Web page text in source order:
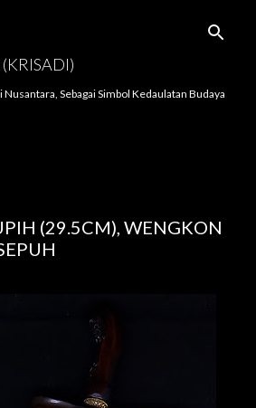
Nusantara, Sebagai Simbol Kedaulatan Budaya
(29.5CM), WENGKON